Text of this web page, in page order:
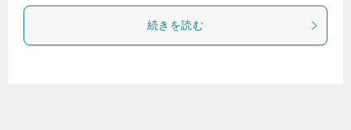
続きを読む